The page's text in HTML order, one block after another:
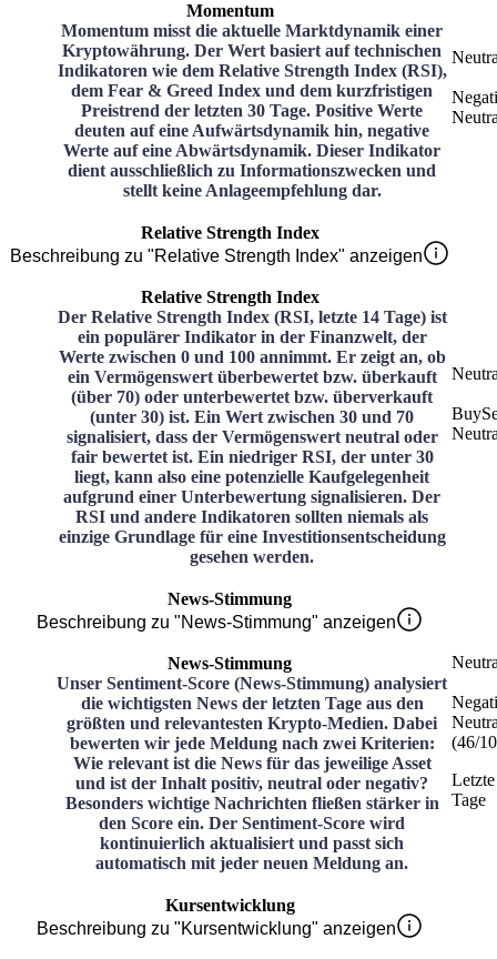
Momentum
Momentum misst die aktuelle Marktdynamik einer
Kryptowährung. Der Wert basiert auf technischen
Indikatoren wie dem Relative Strength Index (RSI),
dem Fear & Greed Index und dem kurzfristigen
Preistrend der letzten 30 Tage. Positive Werte
deuten auf eine Aufwärtsdynamik hin, negative
Werte auf eine Abwärtsdynamik. Dieser Indikator
dient ausschließlich zu Informationszwecken und
stellt keine Anlageempfehlung dar.
Relative Strength Index
Beschreibung zu "Relative Strength Index" anzeigen
Relative Strength Index
Der Relative Strength Index (RSI, letzte 14 Tage) ist
ein populärer Indikator in der Finanzwelt, der
Werte zwischen 0 und 100 annimmt. Er zeigt an, ob
ein Vermögenswert überbewertet bzw. überkauft
(über 70) oder unterbewertet bzw. überverkauft
(unter 30) ist. Ein Wert zwischen 30 und 70
signalisiert, dass der Vermögenswert neutral oder
fair bewertet ist. Ein niedriger RSI, der unter 30
liegt, kann also eine potenzielle Kaufgelegenheit
aufgrund einer Unterbewertung signalisieren. Der
RSI und andere Indikatoren sollten niemals als
einzige Grundlage für eine Investitionsentscheidung
gesehen werden.
Buy
News-Stimmung
Beschreibung zu "News-Stimmung" anzeigen
News-Stimmung
Unser Sentiment-Score (News-Stimmung) analysiert
die wichtigsten News der letzten Tage aus den
größten und relevantesten Krypto-Medien. Dabei
bewerten wir jede Meldung nach zwei Kriterien:
Wie relevant ist die News für das jeweilige Asset
und ist der Inhalt positiv, neutral oder negativ?
Besonders wichtige Nachrichten fließen stärker in
den Score ein. Der Sentiment-Score wird
kontinuierlich aktualisiert und passt sich
automatisch mit jeder neuen Meldung an.
(46/
Tage
Kursentwicklung
Beschreibung zu "Kursentwicklung" anzeigen